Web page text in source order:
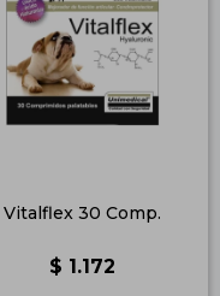
Vitalflex 30 Comp.
$ 1.172